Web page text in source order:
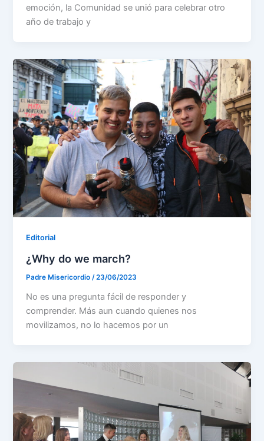
emoción, la Comunidad se unió para celebrar otro
año de trabajo y
Editorial
¿Why do we march?
Padre Misericordio/23/06/2023
No es una pregunta fácil de responder y
comprender. Más aun cuando quienes nos
movilizamos, no lo hacemos por un